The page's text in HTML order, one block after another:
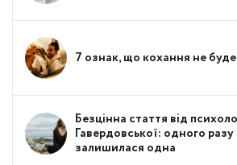
7 ознак, що кохання не буде
Безцінна стаття від
Гавердовської: одного
залишилася одна